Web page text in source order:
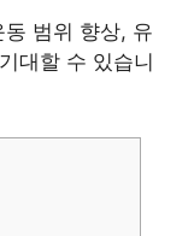
범위 향상, 유
대할 수 있습니